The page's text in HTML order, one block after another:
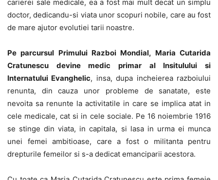
carierei sale medicale, ea a fost mai mult decat un simplu
doctor, dedicandu-si viata unor scopuri nobile, care au fost
de mare ajutor evolutiei tarii noastre.
Pe parcursul Primului Razboi Mondial, Maria Cutarida
Cratunescu devine medic primar al Insitulului si
Internatului Evanghelic, insa, dupa incheierea razboiului
renunta, din cauza unor probleme de sanatate, este
nevoita sa renunte la activitatile in care se implica atat in
cele medicale, cat si in cele sociale. Pe 16 noiembrie 1916
se stinge din viata, in capitala, si lasa in urma ei munca
unei femei ambitioase, care a fost o militanta pentru
drepturile femeilor si s-a dedicat emanciparii acestora.